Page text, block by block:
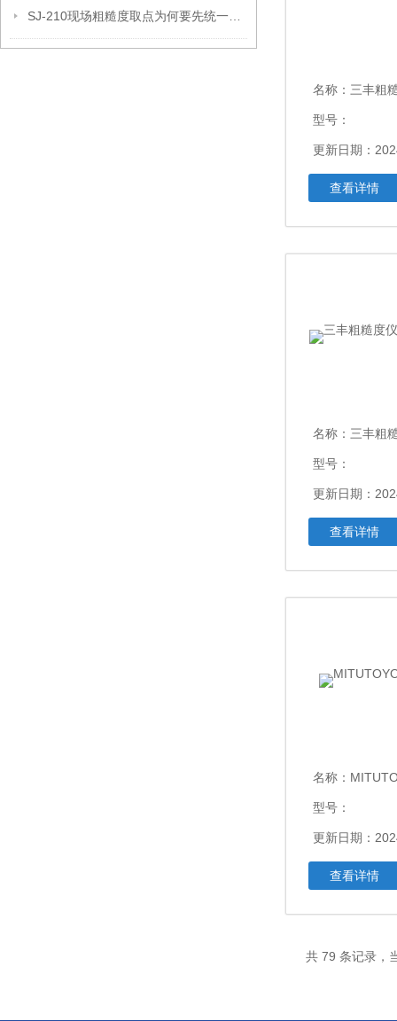
名称： 三丰粗
型号：
更新日期：
查看详情
名称： 三丰粗糙
型号：
更新日期：
查看详情
名称：
型号：
更新日期：
查看详情
共 79 条记录